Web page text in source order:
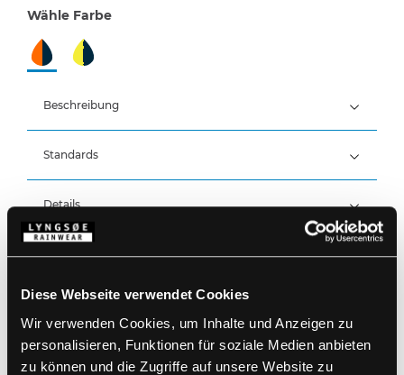
Diese Webseite verwendet Cookies
Wir verwenden Cookies, um Inhalte und Anzeigen zu
personalisieren, Funktionen für soziale Medien anbieten
zu können und die Zugriffe auf unsere Website zu
Wähle Farbe
Beschreibung
100% Polyester, PU-Beschichtung, 210 g/m²
Wind- und wasserdicht
Wasserdicht: >20.000 MM
Standards
Details
Produktdaten
EAN: 5708217017884
Größentabelle
Waschanleitung